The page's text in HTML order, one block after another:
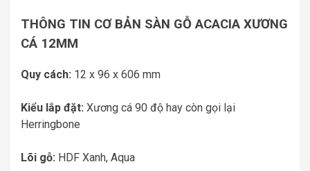
THÔNG TIN CƠ BẢN SÀN GỖ ACACIA XƯƠNG
CÁ 12MM
Quy cách: 12 x 96 x 606 mm
Kiểu lắp đặt: Xương cá 90 độ hay còn gọi lại
Herringbone
Lõi gỗ: HDF Xanh, Aqua